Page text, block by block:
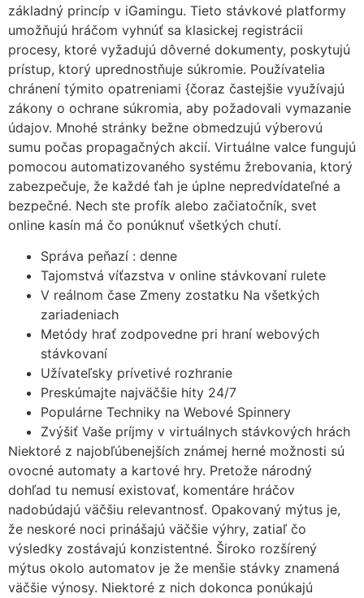
základný princíp v iGamingu. Tieto stávkové platformy
umožňujú hráčom vyhnúť sa klasickej registrácii
procesy, ktoré vyžadujú dôverné dokumenty, poskytujú
prístup, ktorý uprednostňuje súkromie. Používatelia
chránení týmito opatreniami {čoraz častejšie využívajú
zákony o ochrane súkromia, aby požadovali vymazanie
údajov. Mnohé stránky bežne obmedzujú výberovú
sumu počas propagačných akcií. Virtuálne valce fungujú
pomocou automatizovaného systému žrebovania, ktorý
zabezpečuje, že každé ťah je úplne nepredvídateľné a
bezpečné. Nech ste profík alebo začiatočník, svet
online kasín má čo ponúknuť všetkých chutí.
Správa peňazí : denne
Tajomstvá víťazstva v online stávkovaní rulete
V reálnom čase Zmeny zostatku Na všetkých
zariadeniach
Metódy hrať zodpovedne pri hraní webových
stávkovaní
Užívateľsky prívetivé rozhranie
Preskúmajte najväčšie hity 24/7
Populárne Techniky na Webové Spinnery
Zvýšiť Vaše príjmy v virtuálnych stávkových hrách
Niektoré z najobľúbenejších známej herné možnosti sú
ovocné automaty a kartové hry. Pretože národný
dohľad tu nemusí existovať, komentáre hráčov
nadobúdajú väčšiu relevantnosť. Opakovaný mýtus je,
že neskoré noci prinášajú väčšie výhry, zatiaľ čo
výsledky zostávajú konzistentné. Široko rozšírený
mýtus okolo automatov je že menšie stávky znamená
väčšie výnosy. Niektoré z nich dokonca ponúkajú